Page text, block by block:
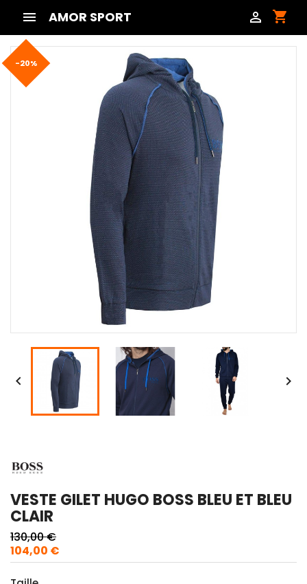
 shopping_cart

AMOR SPORT
-20%
 
VESTE GILET HUGO BOSS BLEU ET BLEU
CLAIR
130,00 €
104,00 €